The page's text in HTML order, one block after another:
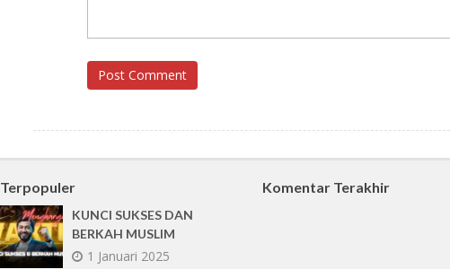
Post Comment
Terpopuler
KUNCI SUKSES DAN
BERKAH MUSLIM
1 Januari 2025
Komentar Terakhir